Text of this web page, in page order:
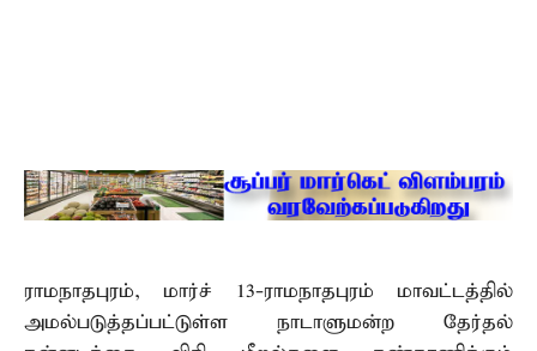
ராமநாதபுரம், மார்ச் 13-ராமநாதபுரம் மாவட்டத்தில்
அமல்படுத்தப்பட்டுள்ள நாடாளுமன்ற தேர்தல்